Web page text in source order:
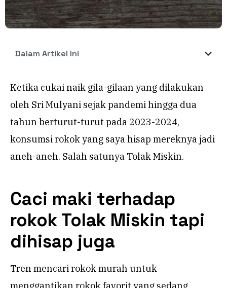
Dalam Artikel Ini
Ketika cukai naik gila-gilaan yang dilakukan
oleh Sri Mulyani sejak pandemi hingga dua
tahun berturut-turut pada 2023-2024,
konsumsi rokok yang saya hisap mereknya jadi
aneh-aneh. Salah satunya Tolak Miskin.
Caci maki terhadap
rokok Tolak Miskin tapi
dihisap juga
Tren mencari rokok murah untuk